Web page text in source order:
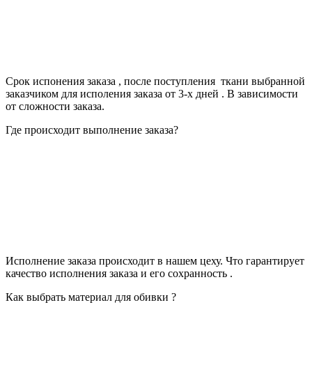
Срок испонения заказа , после поступления ткани выбранной
заказчиком для исполения заказа от 3-х дней . В зависимости
от сложности заказа.
Где происходит выполнение заказа?
Исполнение заказа происходит в нашем цеху. Что гарантирует
качество исполнения заказа и его сохранность .
Как выбрать материал для обивки ?